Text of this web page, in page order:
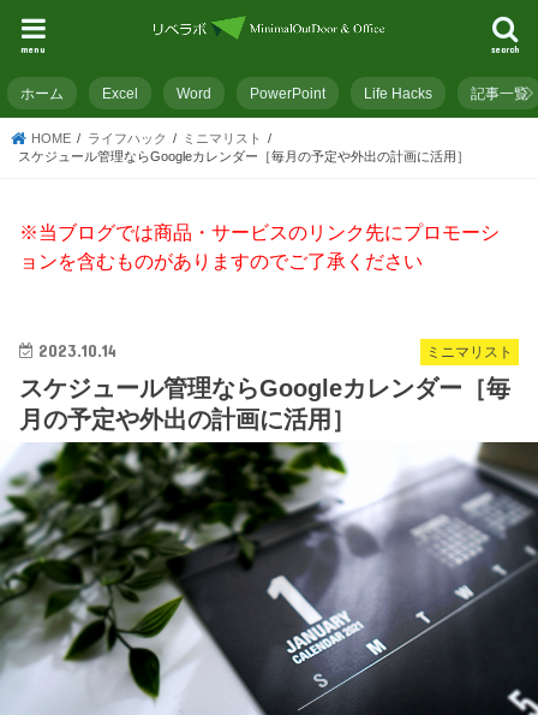
search
menu
ホーム Excel Word PowerPoint Life Hacks 記事一覧
HOME ライフハック
ミニマリスト
スケジュール管理ならGoogleカレンダー［毎月の予定や外出の計画に活用］
※当ブログでは商品・サービスのリンク先にプロモーシ
ョンを含むものがありますのでご了承ください
ミニマリスト
2023.10.14
スケジュール管理ならGoogleカレンダー［毎
月の予定や外出の計画に活用］